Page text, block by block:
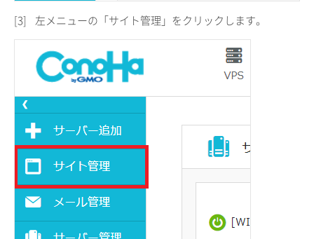
[3] 左メニューの「サイト管理」をクリックします。